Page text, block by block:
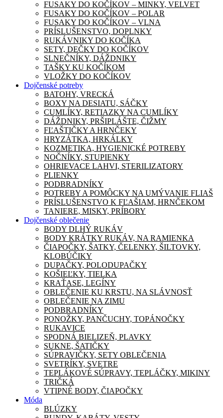
FUSAKY DO KOČÍKOV – MINKY, VELVET
FUSAKY DO KOČÍKOV – POLAR
FUSAKY DO KOČÍKOV – VLNA
PRÍSLUŠENSTVO, DOPLNKY
RUKÁVNIKY DO KOČÍKA
SETY, DEČKY DO KOČÍKOV
SLNEČNÍKY, DÁŽDNIKY
TAŠKY KU KOČÍKOM
VLOŽKY DO KOČÍKOV
Dojčenské potreby
BATOHY, VRECKÁ
BOXY NA DESIATU, SÁČKY
CUMLÍKY, RETIAZKY NA CUMLÍKY
DÁŽDNIKY, PRŠIPLÁŠTE, ČIŽMY
FĽAŠTIČKY A HRNČEKY
HRYZÁTKA, HRKÁLKY
KOZMETIKA, HYGIENICKÉ POTREBY
NOČNÍKY, STUPIENKY
OHRIEVACE LAHVI, STERILIZATORY
PLIENKY
PODBRADNÍKY
POTREBY A POMÔCKY NA UMÝVANIE FLIAŠ
PRÍSLUŠENSTVO K FĽAŠIAM, HRNČEKOM
TANIERE, MISKY, PRÍBORY
Dojčenské oblečenie
BODY DLHÝ RUKÁV
BODY KRÁTKY RUKÁV, NA RAMIENKA
ČIAPOČKY, ŠATKY, ČELENKY, ŠILTOVKY,
KLOBÚČIKY
DUPAČKY, POLODUPAČKY
KOŠIEĽKY, TIELKA
KRAŤASE, LEGÍNY
OBLEČENIE KU KRSTU, NA SLÁVNOSŤ
OBLEČENIE NA ZIMU
PODBRADNÍKY
PONOŽKY, PANČUCHY, TOPÁNOČKY
RUKAVICE
SPODNÁ BIELIZEŇ, PLAVKY
SUKNE, ŠATIČKY
SÚPRAVIČKY, SETY OBLEČENIA
SVETRÍKY, SVETRE
TEPLÁKOVÉ SÚPRAVY, TEPLÁČKY, MIKINY
TRIČKÁ
VTIPNÉ BODY, ČIAPOČKY
Móda
BLÚZKY